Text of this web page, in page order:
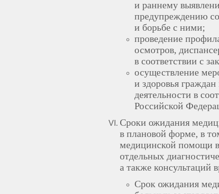
и раннему
предупреждению
и борьбе с ними;
проведение
осмотров,
в соответствии с
осуществление
и здоровья
деятельности в
Российской
Сроки ожидания
в плановой форме, в
медицинской помощи
отдельных
а также консультаций
Срок ожидания